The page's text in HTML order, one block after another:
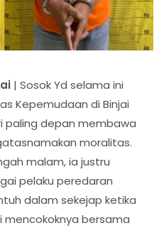
| Sosok Yd selama ini
Kepemudaan di Binjai
paling depan membawa
moralitas.
malam, ia justru
pelaku peredaran
dalam sekejap ketika
mencokoknya bersama